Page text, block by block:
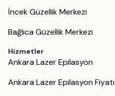
İncek Güzellik Merkezi
Bağlıca Güzellik Merkezi
Hizmetler
Ankara Lazer Epilasyon
Ankara Lazer Epilasyon Fiyatı